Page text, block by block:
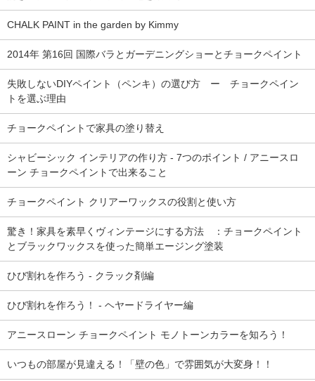
CHALK PAINT in the garden by Kimmy
2014年 第16回 国際バラとガーデニングショーとチョークペイント
失敗しないDIYペイント（ペンキ）の選び方 ー チョークペイン
トを選ぶ理由
チョークペイントで家具の塗り替え
シャビーシック インテリアの作り方 - 7つのポイント / アニースロ
ーン チョークペイントで出来ること
チョークペイント クリアーワックスの役割と使い方
驚き！家具を素早くヴィンテージにする方法 ：チョークペイント
とブラックワックスを使った簡単エージング塗装
ひび割れを作ろう - クラック剤編
ひび割れを作ろう！ - ヘヤードライヤー編
アニースローン チョークペイント モノトーンカラーを知ろう！
いつもの部屋が見違える！「壁の色」で雰囲気が大変身！！